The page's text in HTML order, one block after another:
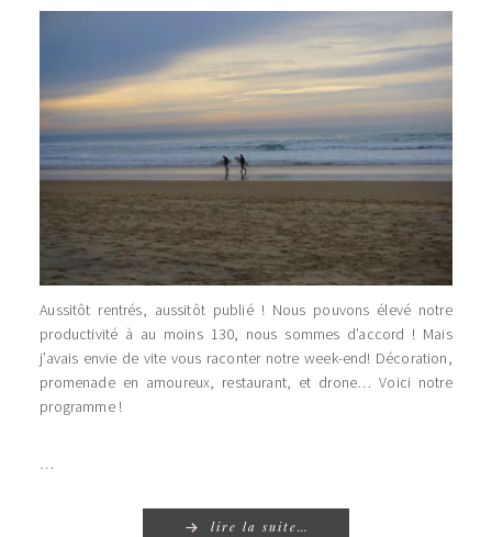
Aussitôt rentrés, aussitôt publié ! Nous pouvons élevé notre
productivité à au moins 130, nous sommes d’accord ! Mais
j’avais envie de vite vous raconter notre week-end! Décoration,
promenade en amoureux, restaurant, et drone… Voici notre
programme !
…
lire la suite…